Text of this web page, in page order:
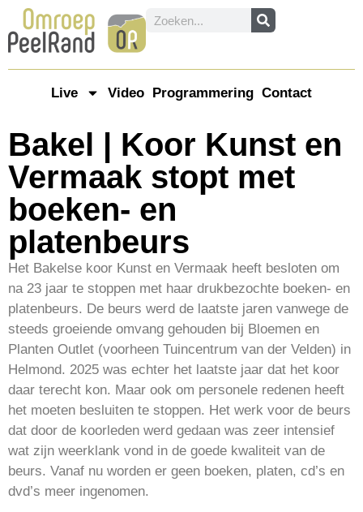
Live Video Programmering Contact
Bakel | Koor Kunst en
Vermaak stopt met
boeken- en
platenbeurs
Het Bakelse koor Kunst en Vermaak heeft besloten om
na 23 jaar te stoppen met haar drukbezochte boeken- en
platenbeurs. De beurs werd de laatste jaren vanwege de
steeds groeiende omvang gehouden bij Bloemen en
Planten Outlet (voorheen Tuincentrum van der Velden) in
Helmond. 2025 was echter het laatste jaar dat het koor
daar terecht kon. Maar ook om personele redenen heeft
het moeten besluiten te stoppen. Het werk voor de beurs
dat door de koorleden werd gedaan was zeer intensief
wat zijn weerklank vond in de goede kwaliteit van de
beurs. Vanaf nu worden er geen boeken, platen, cd’s en
dvd’s meer ingenomen.